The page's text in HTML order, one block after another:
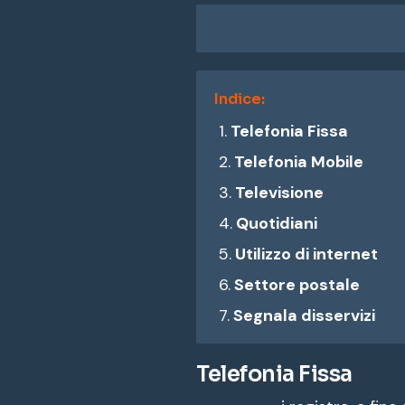
Indice:
Telefonia Fissa
Telefonia Mobile
Televisione
Quotidiani
Utilizzo di internet
Settore postale
Segnala disservizi
Telefonia Fissa